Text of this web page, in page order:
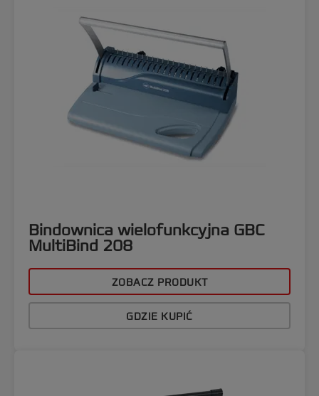
Bindownica wielofunkcyjna GBC
MultiBind 208
ZOBACZ PRODUKT
GDZIE KUPIĆ